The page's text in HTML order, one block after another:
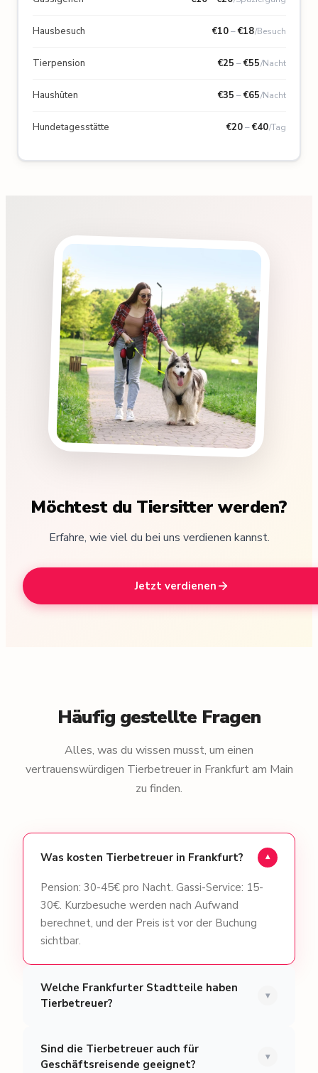
Hausbesuch €10–€18/Besuch
Tierpension €25 –€55/Nacht
Haushüten €35 –€65/Nacht
Hundetagesstätte €20–€40/Tag
Möchtest du Tiersitter werden?
Erfahre, wie viel du bei uns verdienen kannst.
Jetzt verdienen
Häufig gestellte Fragen
Alles, was du wissen musst, um einen
vertrauenswürdigen Tierbetreuer in Frankfurt am Main
zu finden.
Was kosten Tierbetreuer in Frankfurt? ▾
Pension: 30-45€ pro Nacht. Gassi-Service: 15-
30€. Kurzbesuche werden nach Aufwand
berechnet, und der Preis ist vor der Buchung
sichtbar.
Welche Frankfurter Stadtteile haben
Tierbetreuer?
▾
Sind die Tierbetreuer auch für
Geschäftsreisende geeignet?
▾